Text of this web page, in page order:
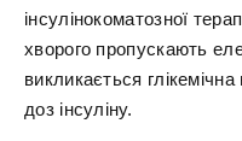
інсулінокоматозної
хворого пропускають
викликається
доз інсуліну.